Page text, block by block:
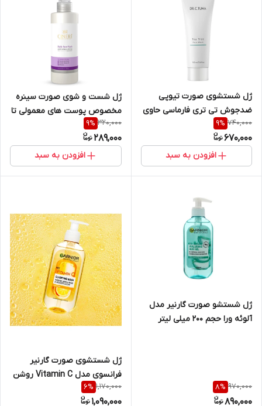
ژل شستشوی صورت تیوپی
ضدجوش تی تری فارماسی حاوی
روغن درخت چای دکتر سی تونا
740,000
9%
670,000
افزودن به سبد
ژل شست و شوی صورت سینره
مخصوص پوست های معمولی تا
حجم 200 میلی لیتر
320,000
9%
289,000
افزودن به سبد
ژل شستشو صورت گارنیر مدل
آلوئه ورا حجم 200 میلی لیتر
970,000
8%
890,000
ژل شستشوی صورت گارنیر
فرانسوی مدل Vitamin C روشن
لیتر
1,170,000
6%
1,090,000